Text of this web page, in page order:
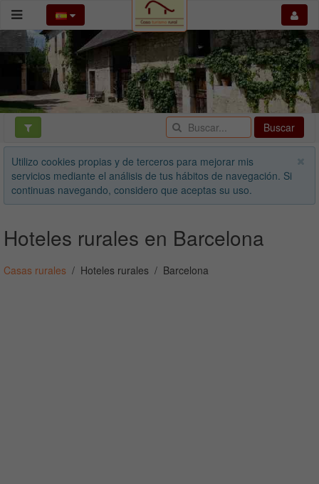
Buscar
Utilizo cookies propias y de terceros para mejorar mis
servicios mediante el análisis de tus hábitos de navegación. Si
continuas navegando, considero que aceptas su uso.
Hoteles rurales en Barcelona
Casas rurales Hoteles rurales Barcelona